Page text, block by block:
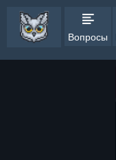
Вопросы